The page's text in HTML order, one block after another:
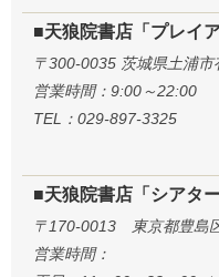
■天狼院書店「プレイ
〒300-0035 茨城県土浦
営業時間：9:00～22:00
TEL：029-897-3325
■天狼院書店「シアタ
〒170-0013 東京都豊島
営業時間：